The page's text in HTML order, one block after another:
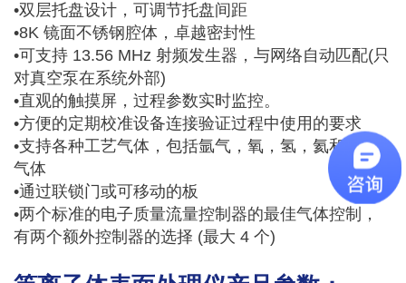
•双层托盘设计，可调节托盘间距
•8K 镜面不锈钢腔体，卓越密封性
•可支持 13.56 MHz 射频发生器，与网络自动匹配(只
对真空泵在系统外部)
•直观的触摸屏，过程参数实时监控。
•方便的定期校准设备连接验证过程中使用的要求
•支持各种工艺气体，包括氩气，氧，氢，氦和氟化
气体
•通过联锁门或可移动的板
•两个标准的电子质量流量控制器的最佳气体控制，
有两个额外控制器的选择 (最大 4 个)